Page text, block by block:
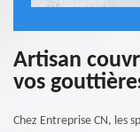
Artisan
vos
Chez Entreprise CN, les